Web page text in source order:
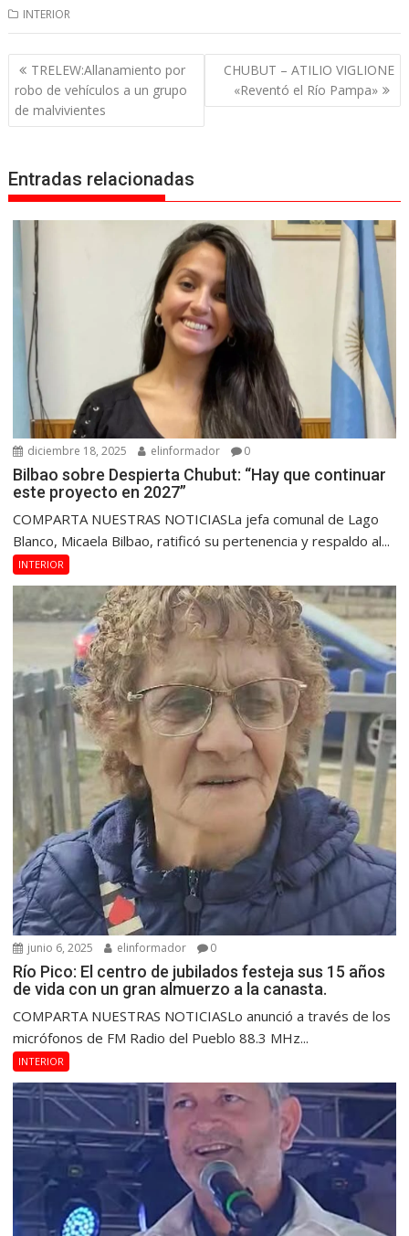
INTERIOR
Navegación
de
entradas
TRELEW:Allanamiento por
robo de vehículos a un grupo
de malvivientes
CHUBUT – ATILIO VIGLIONE
«Reventó el Río Pampa»
Entradas relacionadas
diciembre 18, 2025 elinformador 0
Bilbao sobre Despierta Chubut: “Hay que continuar
este proyecto en 2027”
COMPARTA NUESTRAS NOTICIASLa jefa comunal de Lago
Blanco, Micaela Bilbao, ratificó su pertenencia y respaldo al...
INTERIOR
junio 6, 2025 elinformador 0
Río Pico: El centro de jubilados festeja sus 15 años
de vida con un gran almuerzo a la canasta.
COMPARTA NUESTRAS NOTICIASLo anunció a través de los
micrófonos de FM Radio del Pueblo 88.3 MHz...
INTERIOR